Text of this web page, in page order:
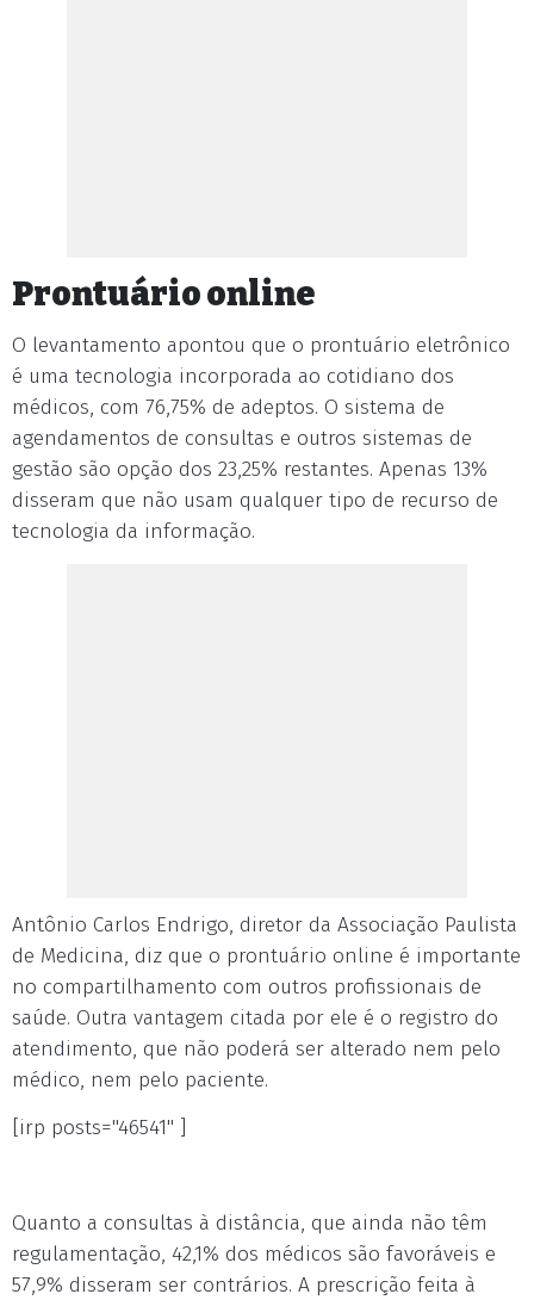
Prontuário online
O levantamento apontou que o prontuário eletrônico
é uma tecnologia incorporada ao cotidiano dos
médicos, com 76,75% de adeptos. O sistema de
agendamentos de consultas e outros sistemas de
gestão são opção dos 23,25% restantes. Apenas 13%
disseram que não usam qualquer tipo de recurso de
tecnologia da informação.
Antônio Carlos Endrigo, diretor da Associação Paulista
de Medicina, diz que o prontuário online é importante
no compartilhamento com outros profissionais de
saúde. Outra vantagem citada por ele é o registro do
atendimento, que não poderá ser alterado nem pelo
médico, nem pelo paciente.
[irp posts="46541" ]
Quanto a consultas à distância, que ainda não têm
regulamentação, 42,1% dos médicos são favoráveis e
57,9% disseram ser contrários. A prescrição feita à